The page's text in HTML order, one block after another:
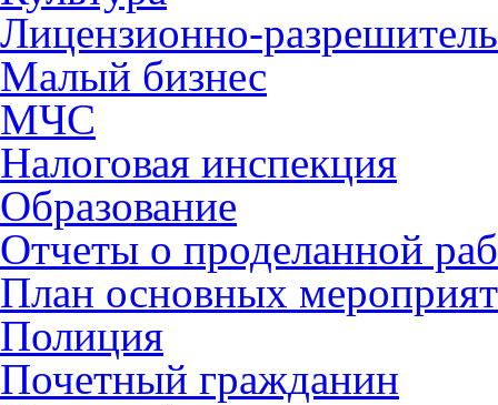
Лицензионно-
Малый бизнес
МЧС
Налоговая инспекция
Образование
Отчеты о проделанной
План основных
Полиция
Почетный гражданин